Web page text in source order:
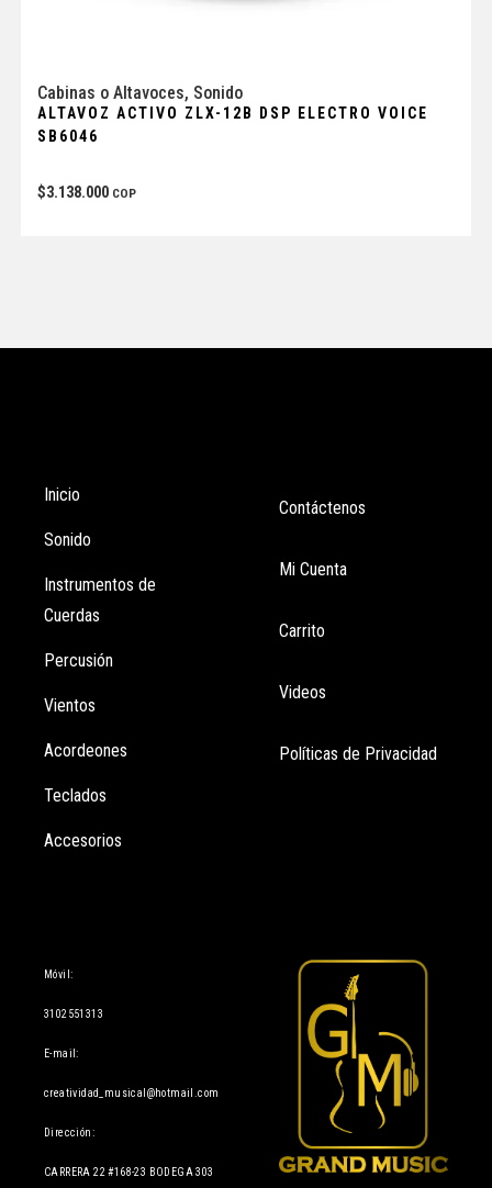
Cabinas o Altavoces, Sonido
ALTAVOZ ACTIVO ZLX-12B DSP ELECTRO VOICE
SB6046
$3.138.000 COP
Inicio
Sonido
Instrumentos de
Cuerdas
Percusión
Vientos
Acordeones
Teclados
Accesorios
Contáctenos
Mi Cuenta
Carrito
Videos
Políticas de Privacidad
Móvil:
3102551313
E-mail:
creatividad_musical@hotmail.com
Dirección:
CARRERA 22 #168-23 BODEGA 303